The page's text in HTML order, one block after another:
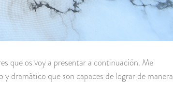
que os voy a presentar a continuación. Me
dramático que son capaces de lograr de manera